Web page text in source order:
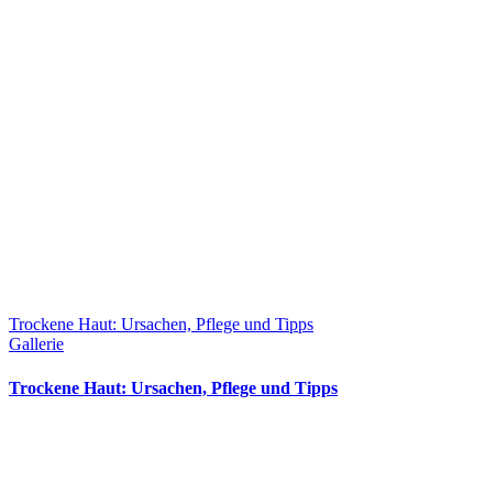
Trockene Haut: Ursachen, Pflege und Tipps
Gallerie
Trockene Haut: Ursachen, Pflege und Tipps